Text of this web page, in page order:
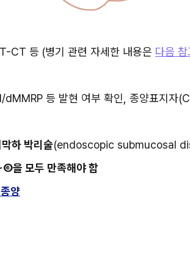
CT 등 (병기 관련 자세한 내용은 다음 참
dMMRP 등 발현 여부 확인, 종양표지
하 박리술(endoscopic submucosal
을 모두 만족해야 함
양